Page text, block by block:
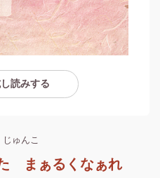
読みする
ゅんこ
まぁるくなぁれ